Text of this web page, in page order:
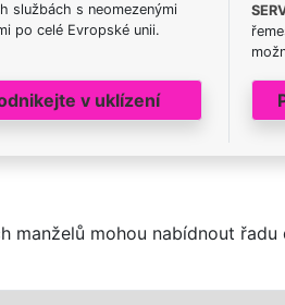
službách s neomezenými
po celé Evropské unii.
v uklízení
manželů mohou nabídnout